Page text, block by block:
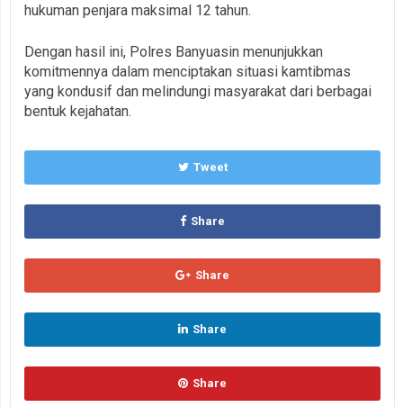
hukuman penjara maksimal 12 tahun.
Dengan hasil ini, Polres Banyuasin menunjukkan
komitmennya dalam menciptakan situasi kamtibmas
yang kondusif dan melindungi masyarakat dari berbagai
bentuk kejahatan.
Tweet
Share
Share
Share
Share